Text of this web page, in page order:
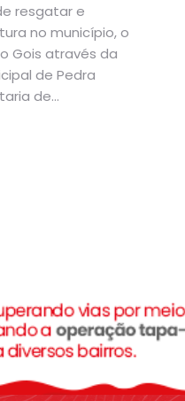
resgatar e
no município, o
Gois através da
de Pedra
de...